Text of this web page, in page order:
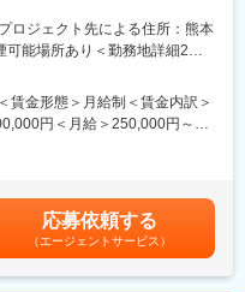
費用は当社負担となります。
ため日勤のみ
ーとなり手厚いサポートがござ
マネジメント業務に専念頂き
方◎】
動車関連制御ソフト(車輛
中心にソフト開発を担当頂き
約600 名が活躍中
のプロジェクト着手が基本と
ロジェクト先による住所：熊本
可能場所あり＜勤務地詳細2＞
の範囲：会社の定める事業所
賃金形態＞月給制＜賃金内訳＞
円＜月給＞250,000円～
を通じて上下する可能性があ
めた表記です。
応募依頼する
（エージェントサービス）